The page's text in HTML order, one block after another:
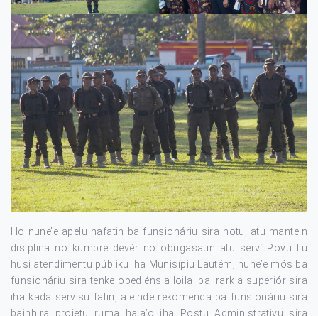
Ho nune’e apelu nafatin ba funsionáriu sira hotu, atu mantein
disiplina no kumpre devér no obrigasaun atu serví Povu liu
husi atendimentu públiku iha Munisípiu Lautém, nune’e mós ba
funsionáriu sira tenke obediénsia loilal ba irarkia superiór sira
iha kada servisu fatin, aleinde rekomenda ba funsionáriu sira
bainhira projetu ruma hala’o iha Postu Administrativu sira